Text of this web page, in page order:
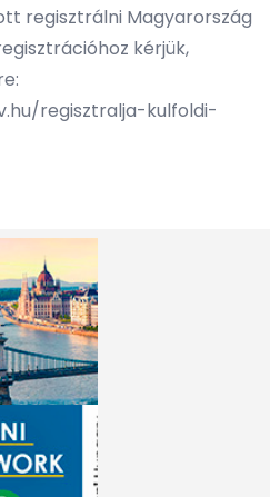
regisztrálni Magyarország
kérjük,
regisztralja-kulfoldi-